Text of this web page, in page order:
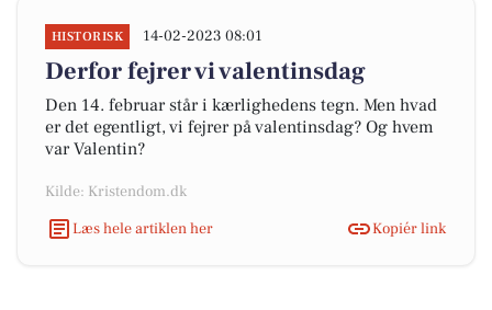
HISTORISK 14-02-2023 08:01
Derfor fejrer vi valentinsdag
Den 14. februar står i kærlighedens tegn. Men hvad
er det egentligt, vi fejrer på valentinsdag? Og hvem
var Valentin?
Kilde: Kristendom.dk
Læs hele artiklen her
Kopiér link